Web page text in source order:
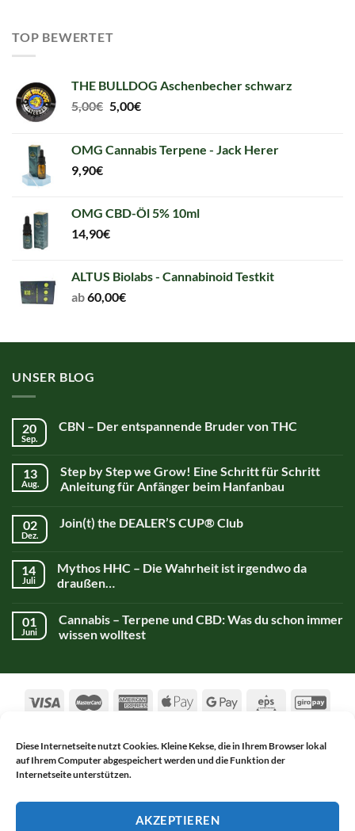
Diese Internetseite nutzt Cookies. Kleine Kekse, die in Ihrem Browser lokal
auf Ihrem Computer abgespeichert werden und die Funktion der
Internetseite unterstützen.
AKZEPTIEREN
TOP BEWERTET
THE BULLDOG Aschenbecher schwarz
5,00€ Original
5,00€.
5,00€Current
5,00€.
OMG Cannabis Terpene - Jack Herer
9,90€
OMG CBD-Öl 5% 10ml
14,90€
ALTUS Biolabs - Cannabinoid Testkit
ab60,00€
UNSER BLOG
20
Sep.
CBN – Der entspannende Bruder von THC
13
Aug.
Step by Step we Grow! Eine Schritt für Schritt
Anleitung für Anfänger beim Hanfanbau
02
Dez.
Join(t) the DEALER’S CUP® Club
14
Juli
Mythos HHC – Die Wahrheit ist irgendwo da
draußen…
01
Juni
Cannabis – Terpene und CBD: Was du schon immer
wissen wolltest
AGB
DATENSCHUTZERKLÄRUNG